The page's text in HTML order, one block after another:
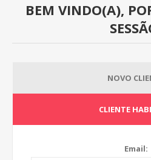
BEM VINDO(A),
NOVO
CLIENTE
Email: